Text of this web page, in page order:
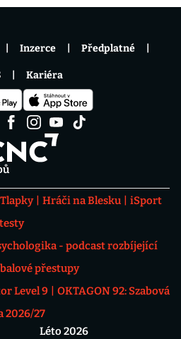
Hráči na Blesku
iSport
- podcast rozbíjející
přestupy
Level 9
OKTAGON 92: Szabová
2026/27
Léto 2026
Inzerce Předplatné
Kariéra